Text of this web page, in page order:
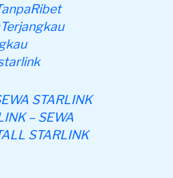
STARLINK
– SEWA
STARLINK